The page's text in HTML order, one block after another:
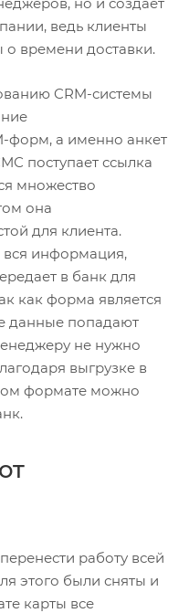
ведь клиенты
времени доставки.
CRM-системы
форм, а именно анкет
поступает ссылка
множество
она
для клиента.
вся информация,
в банк для
как форма является
данные попадают
не нужно
выгрузке в
формате можно
работу всей
этого были сняты и
карты все